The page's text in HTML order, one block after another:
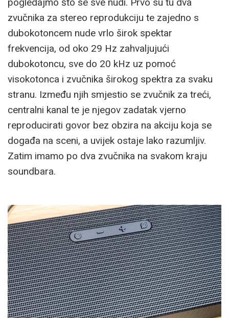
zvučnika za stereo reprodukciju te zajedno s
dubokotoncem nude vrlo širok spektar
frekvencija, od oko 29 Hz zahvaljujući
dubokotoncu, sve do 20 kHz uz pomoć
visokotonca i zvučnika širokog spektra za svaku
stranu. Između njih smjestio se zvučnik za treći,
centralni kanal te je njegov zadatak vjerno
reproducirati govor bez obzira na akciju koja se
događa na sceni, a uvijek ostaje lako razumljiv.
Zatim imamo po dva zvučnika na svakom kraju
soundbara.